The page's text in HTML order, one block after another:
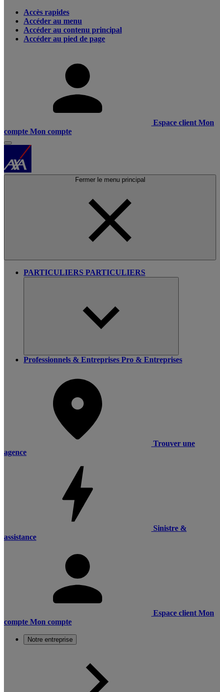
Accès rapides
Accéder au menu
Accéder au contenu principal
Accéder au pied de page
Espace client Mon
compte Mon compte
Fermer le menu principal
PARTICULIERS PARTICULIERS
Professionnels & Entreprises Pro & Entreprises
Trouver une
agence
Sinistre &
assistance
Espace client Mon
compte Mon compte
Notre entreprise